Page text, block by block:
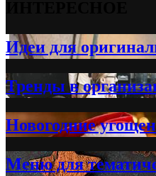
Идеи для
Тренды в
Новогодние
Меню для